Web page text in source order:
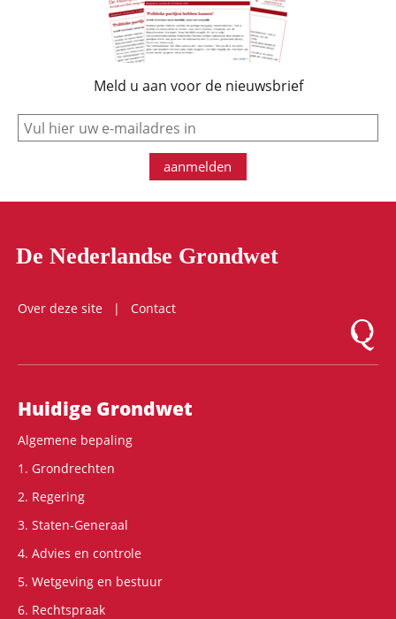
Meld u aan voor de nieuwsbrief
e-mail
aanmelden
De Nederlandse Grondwet
Over deze site
Contact
Logo
Hoofdnavigatie
Huidige Grondwet
Algemene bepaling
1. Grondrechten
2. Regering
3. Staten-Generaal
4. Advies en controle
5. Wetgeving en bestuur
6. Rechtspraak